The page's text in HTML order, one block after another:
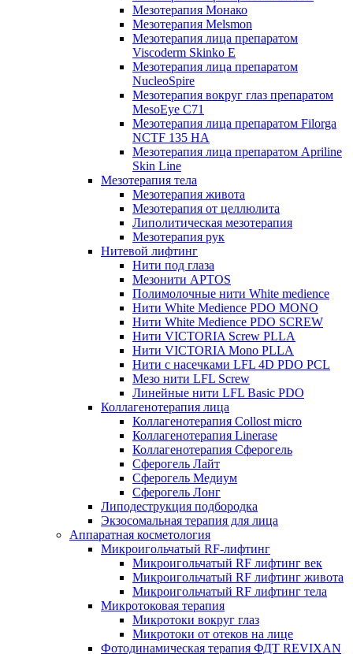
Мезотерапия Монако
Мезотерапия Melsmon
Мезотерапия лица препаратом
Viscoderm Skinko E
Мезотерапия лица препаратом
NucleoSpire
Мезотерапия вокруг глаз препаратом
MesoEye С71
Мезотерапия лица препаратом Filorga
NCTF 135 HA
Мезотерапия лица препаратом Apriline
Skin Line
Мезотерапия тела
Мезотерапия живота
Мезотерапия от целлюлита
Липолитическая мезотерапия
Мезотерапия рук
Нитевой лифтинг
Нити под глаза
Мезонити APTOS
Полимолочные нити White medience
Нити White Medience PDO MONO
Нити White Medience PDO SCREW
Нити VICTORIA Screw PLLA
Нити VICTORIA Mono PLLA
Нити с насечками LFL 4D PDO PCL
Мезо нити LFL Screw
Линейные нити LFL Basic PDO
Коллагенотерапия лица
Коллагенотерапия Collost micro
Коллагенотерапия Linerase
Коллагенотерапия Сферогель
Сферогель Лайт
Сферогель Медиум
Сферогель Лонг
Липодеструкция подбородка
Экзосомальная терапия для лица
Аппаратная косметология
Микроигольчатый RF-лифтинг
Микроигольчатый RF лифтинг век
Микроигольчатый RF лифтинг живота
Микроигольчатый RF лифтинг тела
Микротоковая терапия
Микротоки вокруг глаз
Микротоки от отеков на лице
Фотодинамическая терапия ФДТ REVIXAN